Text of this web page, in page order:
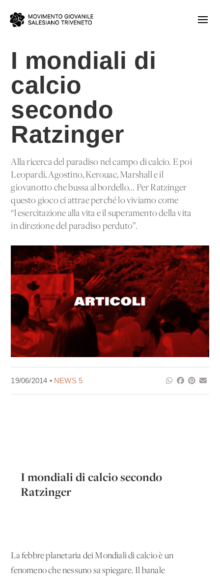
I mondiali di
calcio
secondo
Ratzinger
Alla ricerca del paradiso nel campo di calcio. E poi
Leopardi, Agostino, Kerouac, Marshall e il
giovanotto che bussa al bordello... Per Ratzinger
questo gioco ci attrae perché lo viviamo come
“l'esercitazione alla vita e il superamento della vita
in direzione del paradiso perduto”.
19/06/2014 • NEWS 5
I mondiali di calcio secondo
Ratzinger
La febbre planetaria dei Mondiali di calcio è un
fenomeno che nessuno sa spiegare. Il banale